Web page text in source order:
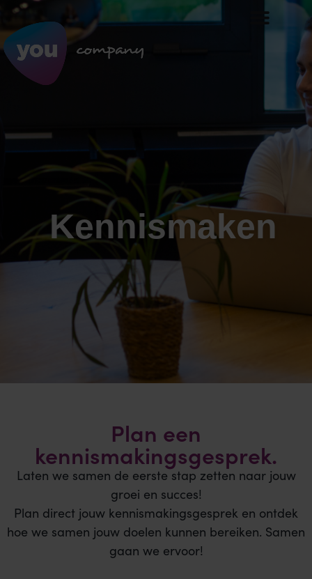
Kennismaken
Plan een
kennismakingsgesprek.
Laten we samen de eerste stap zetten naar jouw
groei en succes!
Plan direct jouw kennismakingsgesprek en ontdek
hoe we samen jouw doelen kunnen bereiken. Samen
gaan we ervoor!